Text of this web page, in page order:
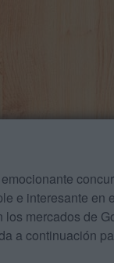
e interesante
mercados de
a continuación